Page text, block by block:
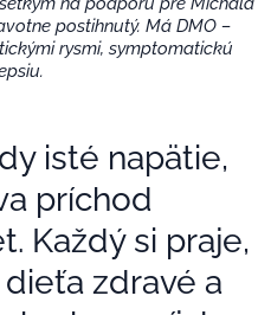
postihnutý. Má DMO –
rysmi, symptomatickú
isté napätie,
príchod
Každý si praje,
zdravé a